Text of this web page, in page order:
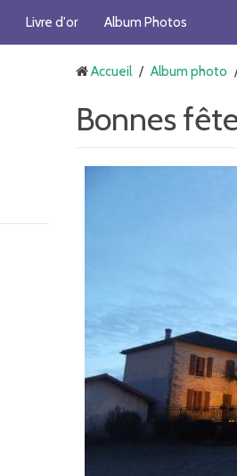
Livre d'or Album Photos
Accueil / Album photo
Bonnes